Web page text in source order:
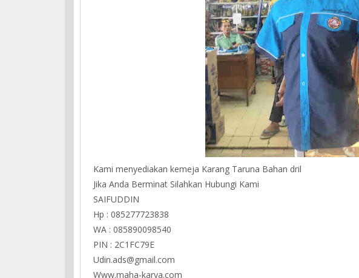
Kami menyediakan kemeja Karang Taruna Bahan dril
Jika Anda Berminat Silahkan Hubungi Kami
SAIFUDDIN
Hp : 085277723838
WA : 085890098540
PIN : 2C1FC79E
Udin.ads@gmail.com
Www.maha-karya.com